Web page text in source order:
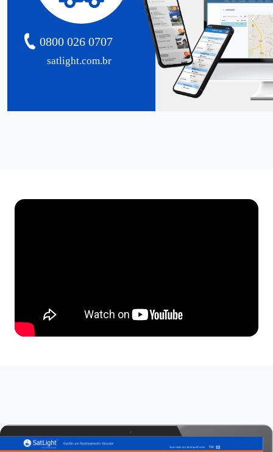
satlight.com.br
0800 026 0707